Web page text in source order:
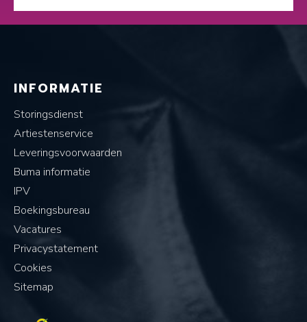
INFORMATIE
Storingsdienst
Artiestenservice
Leveringsvoorwaarden
Buma informatie
IPV
Boekingsbureau
Vacatures
Privacystatement
Cookies
Sitemap